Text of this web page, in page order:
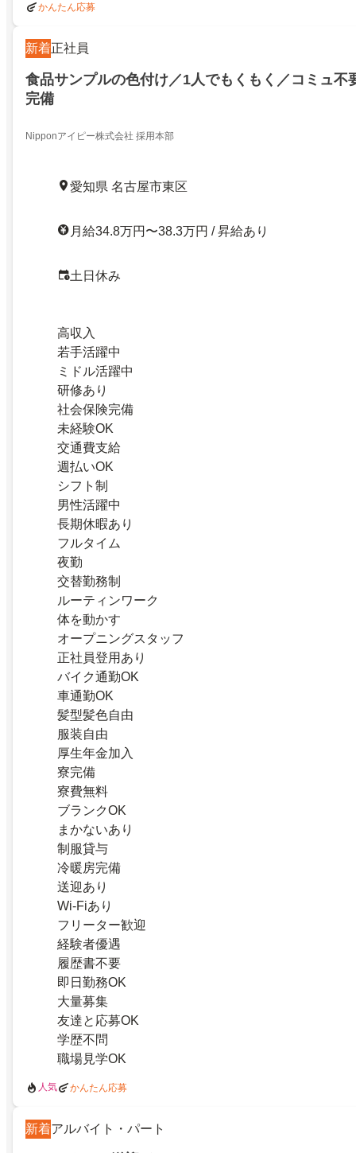
かんたん応募
新着正社員
食品サンプルの色付け／1人でもくもく／コミュ不
完備
Nipponアイピー株式会社 採用本部
愛知県 名古屋市東区
月給34.8万円〜38.3万円 / 昇給あり
土日休み
高収入
若手活躍中
ミドル活躍中
研修あり
社会保険完備
未経験OK
交通費支給
週払いOK
シフト制
男性活躍中
長期休暇あり
フルタイム
夜勤
交替勤務制
ルーティンワーク
体を動かす
オープニングスタッフ
正社員登用あり
バイク通勤OK
車通勤OK
髪型髪色自由
服装自由
厚生年金加入
寮完備
寮費無料
ブランクOK
まかないあり
制服貸与
冷暖房完備
送迎あり
Wi-Fiあり
フリーター歓迎
経験者優遇
履歴書不要
即日勤務OK
大量募集
友達と応募OK
学歴不問
職場見学OK
人気 かんたん応募
新着アルバイト・パート